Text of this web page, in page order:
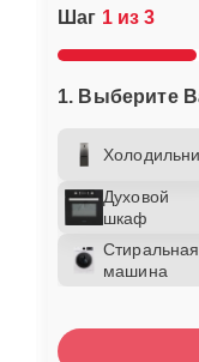
Шаг 1 из 3
1. Выберите
Духовой
шкаф
Стиральная
машина